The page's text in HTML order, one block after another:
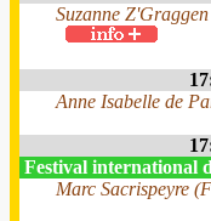
Suzanne Z'Graggen
Anne Isabelle de
Festival international
Marc Sacrispeyre